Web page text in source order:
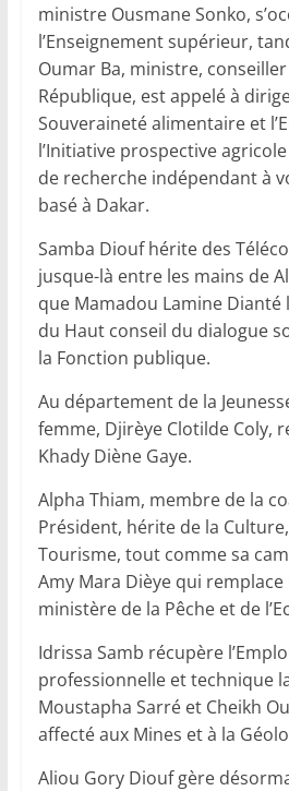
ministre Ousmane Sonko,
l’Enseignement supérieur,
Oumar Ba, ministre,
République, est appelé à
Souveraineté alimentaire et
l’Initiative prospective
de recherche indépendant à
basé à Dakar.
Samba Diouf hérite des
jusque-là entre les mains de
que Mamadou Lamine
du Haut conseil du dialogue
la Fonction publique.
Au département de la
femme, Djirèye Clotilde Coly,
Khady Diène Gaye.
Alpha Thiam, membre de la
Président, hérite de la
Tourisme, tout comme sa
Amy Mara Dièye qui
ministère de la Pêche et de
Idrissa Samb récupère
professionnelle et technique
Moustapha Sarré et Cheikh
affecté aux Mines et à la
Aliou Gory Diouf gère